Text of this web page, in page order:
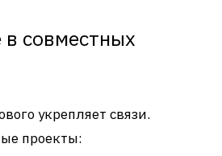
в совместных
укрепляет связи.
проекты: